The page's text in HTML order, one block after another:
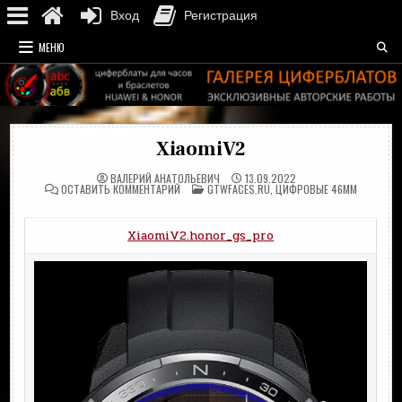
Перейти
к
содержимому
МЕНЮ
XiaomiV2
ВАЛЕРИЙ АНАТОЛЬЕВИЧ 13.09.2022
ОСТАВИТЬ КОММЕНТАРИЙНА
XIAOMIV2
ОПУБЛИКОВАНО
В
GTWFACES.RU ЦИФРОВЫЕ 46MM
XiaomiV2.honor_gs_pro
Вход Регистрация